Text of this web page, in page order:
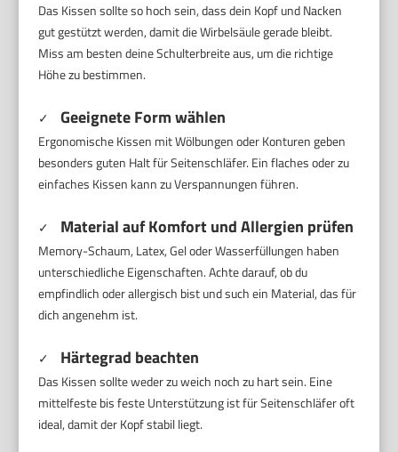
Das Kissen sollte so hoch sein, dass dein Kopf und Nacken
gut gestützt werden, damit die Wirbelsäule gerade bleibt.
Miss am besten deine Schulterbreite aus, um die richtige
Höhe zu bestimmen.
✓ Geeignete Form wählen
Ergonomische Kissen mit Wölbungen oder Konturen geben
besonders guten Halt für Seitenschläfer. Ein flaches oder zu
einfaches Kissen kann zu Verspannungen führen.
✓ Material auf Komfort und Allergien prüfen
Memory-Schaum, Latex, Gel oder Wasserfüllungen haben
unterschiedliche Eigenschaften. Achte darauf, ob du
empfindlich oder allergisch bist und such ein Material, das für
dich angenehm ist.
✓ Härtegrad beachten
Das Kissen sollte weder zu weich noch zu hart sein. Eine
mittelfeste bis feste Unterstützung ist für Seitenschläfer oft
ideal, damit der Kopf stabil liegt.